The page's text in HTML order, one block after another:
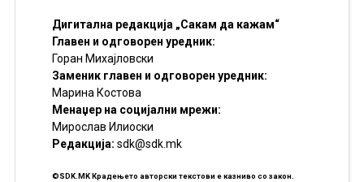
Дигитална редакција „Сакам да кажам“
Главен и одговорен уредник:
Горан Михајловски
Заменик главен и одговорен уредник:
Марина Костова
Менаџер на социјални мрежи:
Мирослав Илиоски
Редакцијa: sdk@sdk.mk
©SDK.MK Крадењето авторски текстови е казниво со закон.